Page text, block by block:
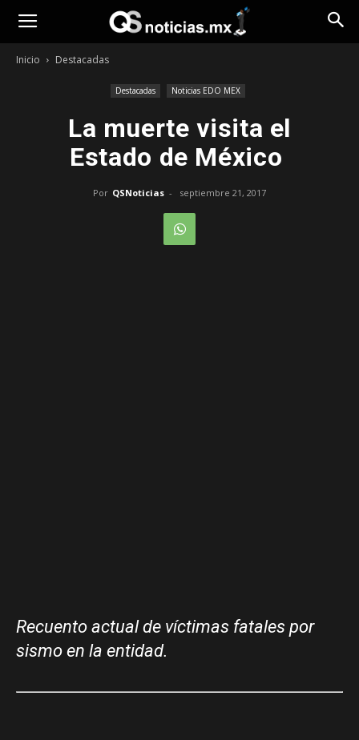
Inicio Destacadas
Destacadas Noticias EDO MEX
La muerte visita el
Estado de México
Por QSNoticias - septiembre 21, 2017
Recuento actual de víctimas fatales por
sismo en la entidad.